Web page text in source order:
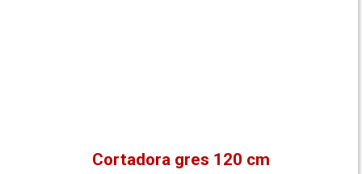
Cortadora gres 120 cm